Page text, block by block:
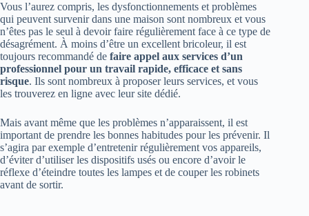
Vous l’aurez compris, les dysfonctionnements et problèmes
qui peuvent survenir dans une maison sont nombreux et vous
n’êtes pas le seul à devoir faire régulièrement face à ce type de
désagrément. À moins d’être un excellent bricoleur, il est
toujours recommandé de faire appel aux services d’un
professionnel pour un travail rapide, efficace et sans
risque. Ils sont nombreux à proposer leurs services, et vous
les trouverez en ligne avec leur site dédié.
Mais avant même que les problèmes n’apparaissent, il est
important de prendre les bonnes habitudes pour les prévenir. Il
s’agira par exemple d’entretenir régulièrement vos appareils,
d’éviter d’utiliser les dispositifs usés ou encore d’avoir le
réflexe d’éteindre toutes les lampes et de couper les robinets
avant de sortir.